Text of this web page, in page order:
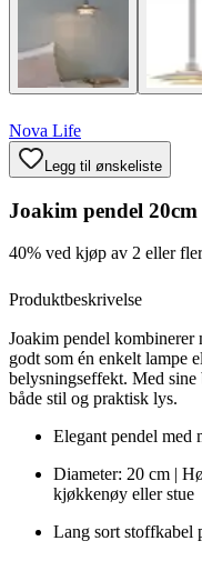
Nova Life
Legg til ønskeliste
Joakim pendel 20cm
40% ved kjøp av 2 eller
Produktbeskrivelse
Joakim pendel kombinerer
godt som én enkelt lampe
belysningseffekt. Med
både stil og praktisk lys.
Elegant pendel med
Diameter: 20 cm |
kjøkkenøy eller stue
Lang sort stoffkabel